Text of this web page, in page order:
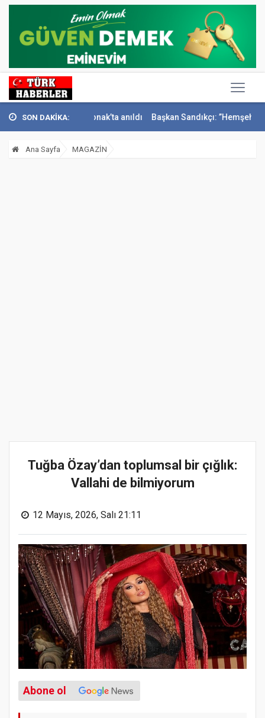
SON DAKİKA:
İsmail Sivri Konak’ta anıldı Başkan Sandıkçı:
Ana Sayfa MAGAZİN
Tuğba Özay’dan toplumsal bir çığlık:
Vallahi de bilmiyorum
12 Mayıs, 2026, Salı 21:11
Abone ol